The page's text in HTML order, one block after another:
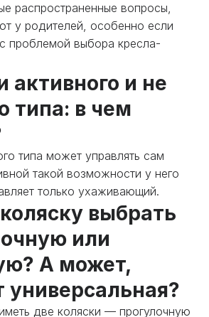
распространенные вопросы,
у родителей, особенно если
проблемой выбора кресла-
активного и не
типа: в чем
типа может управлять сам
такой возможности у него
только ухаживающий.
выбрать
или
А может,
универсальная?
две коляски — прогулочную